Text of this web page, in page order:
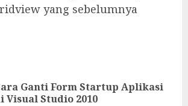
yang sebelumnya
Ganti Form Startup Aplikasi
Visual Studio 2010